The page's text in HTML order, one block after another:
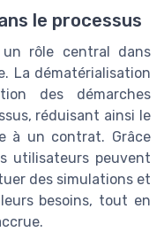
le processus
un rôle central dans
La dématérialisation
des démarches
réduisant ainsi le
à un contrat. Grâce
utilisateurs peuvent
des simulations et
besoins, tout en